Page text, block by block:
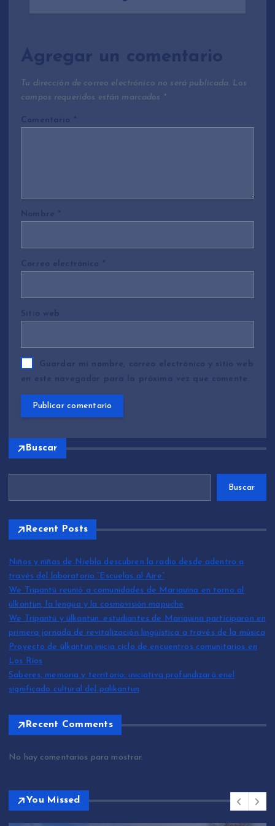
Agregar un comentario
Tu dirección de correo electrónico no será publicada. Los
campos requeridos están marcados *
Comentario *
Nombre *
Correo electrónico *
Sitio web
Guardar mi nombre, correo electrónico y sitio web
en este navegador para la próxima vez que comente.
Buscar
Buscar
Recent Posts
Niños y niñas de Niebla descubren la radio desde adentro a
través del laboratorio “Escuelas al Aire”
We Tripantü reunió a comunidades de Mariquina en torno al
ülkantun, la lengua y la cosmovisión mapuche
We Tripantü y ülkantun: estudiantes de Mariquina participaron en
primera jornada de revitalización lingüística a través de la música
Proyecto de ülkantun inicia ciclo de encuentros comunitarios en
Los Ríos
Saberes, memoria y territorio: iniciativa profundizará enel
significado cultural del palikantun
Recent Comments
No hay comentarios para mostrar.
You Missed